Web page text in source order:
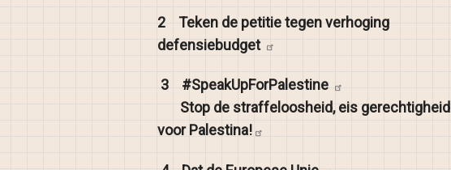
2Teken de petitie tegen verhoging
defensiebudget
3
#SpeakUpForPalestine
Stop de straffeloosheid, eis gerechtigheid
voorPalestina!